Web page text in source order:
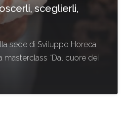
sceglierli,
sede di Sviluppo Horeca
masterclass “Dal cuore dei